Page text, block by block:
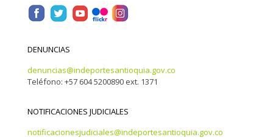
DENUNCIAS
denuncias@indeportesantioquia.gov.co
Teléfono: +57 604 5200890 ext. 1371
NOTIFICACIONES JUDICIALES
notificacionesjudiciales@indeportesantioquia.gov.co